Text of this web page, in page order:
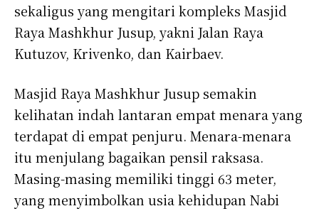
sekaligus yang mengitari kompleks Masjid
Raya Mashkhur Jusup, yakni Jalan Raya
Kutuzov, Krivenko, dan Kairbaev.
Masjid Raya Mashkhur Jusup semakin
kelihatan indah lantaran empat menara yang
terdapat di empat penjuru. Menara-menara
itu menjulang bagaikan pensil raksasa.
Masing-masing memiliki tinggi 63 meter,
yang menyimbolkan usia kehidupan Nabi